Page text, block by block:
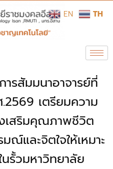
รสัมมนาอาจารย์ที่
เตรียมความ
เสริมคุณภาพชีวิต
ณ์และจิตใจให้เหมาะ
รั้วมหาวิทยาลัย
EN TH